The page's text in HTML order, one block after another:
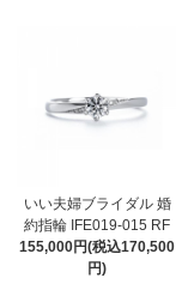
いい夫婦ブライダル 婚
約指輪 IFE019-015 RF
155,000円(税込170,500
円)